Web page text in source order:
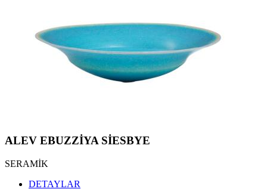
ALEV EBUZZİYA SİESBYE
SERAMİK
DETAYLAR